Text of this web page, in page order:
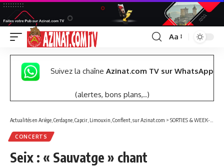
Font
Resizer
Aa
Suivez la chaîne Azinat.com TV sur WhatsApp
(alertes, bons plans,..)
Actualités en Ariège, Cerdagne, Capcir, Limouxin, Conflent, sur Azinat.com > SORTIES & WEEK-END
CONCERTS
Seix : « Sauvatge » chant